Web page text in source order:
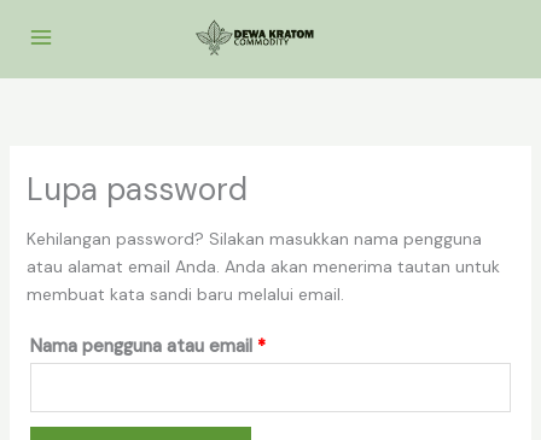
Lupa password
Kehilangan password? Silakan masukkan nama pengguna
atau alamat email Anda. Anda akan menerima tautan untuk
membuat kata sandi baru melalui email.
Nama pengguna atau email *Wajib